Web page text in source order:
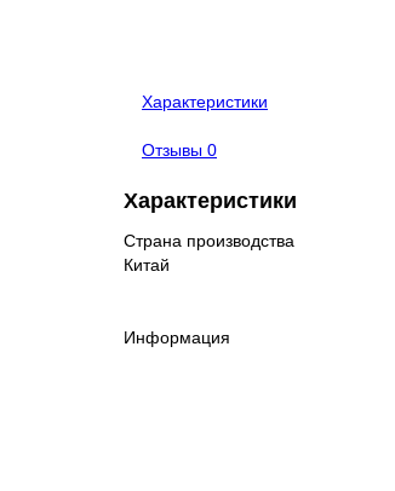
Характеристики
Отзывы 0
Характеристики
Страна производства
Китай
Информация